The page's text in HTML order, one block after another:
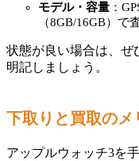
モデル・容量 ：
（8GB/16GB）で
状態が良い場合は、ぜ
明記しましょう。
下取りと買取の
アップルウォッチ3を